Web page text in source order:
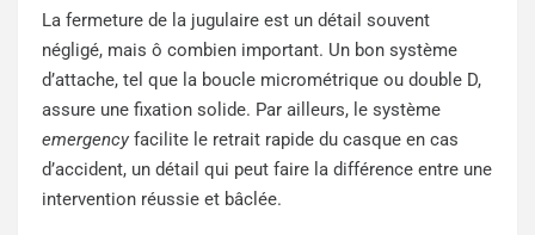
La fermeture de la jugulaire est un détail souvent
négligé, mais ô combien important. Un bon système
d’attache, tel que la boucle micrométrique ou double D,
assure une fixation solide. Par ailleurs, le système
emergencyfacilite le retrait rapide du casque en cas
d’accident, un détail qui peut faire la différence entre une
intervention réussie et bâclée.